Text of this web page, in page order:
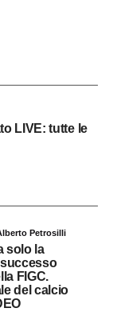
LIVE: tutte le
Petrosilli
solo la
successo
FIGC.
del calcio